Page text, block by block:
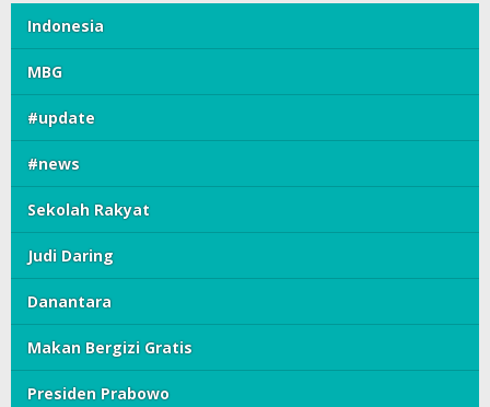
Indonesia
MBG
#update
#news
Sekolah Rakyat
Judi Daring
Danantara
Makan Bergizi Gratis
Presiden Prabowo